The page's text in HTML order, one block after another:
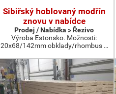
Sibiřský hoblovaný modřín
znovu v nabídce
Prodej / Nabídka > Řezivo
Výroba Estonsko. Možnosti:
20x68/142mm obklady/rhombus …